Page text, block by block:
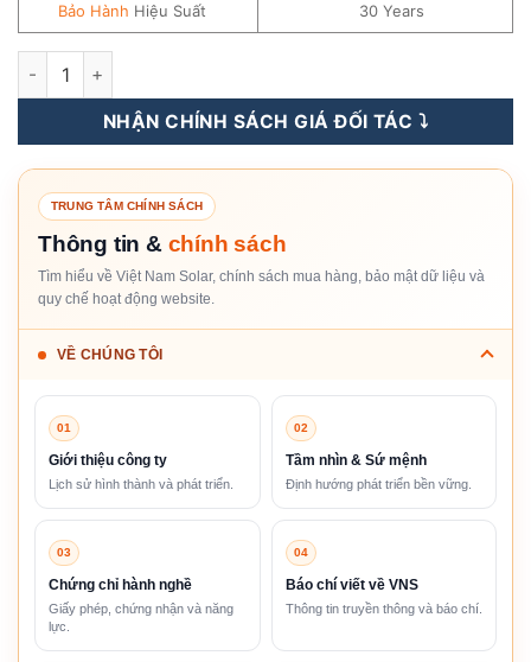
Bảo Hành Hiệu Suất 30 Years
Tấm Pin Năng Lượng Mặt Trời AE Solar 530-550WP -
NHẬN CHÍNH SÁCH GIÁ ĐỐI TÁC ⤵️
TRUNG TÂM CHÍNH SÁCH
Thông tin & chính sách
Tìm hiểu về Việt Nam Solar, chính sách mua hàng, bảo mật dữ liệu và
quy chế hoạt động website.
VỀ CHÚNG TÔI
01
Giới thiệu công ty
Lịch sử hình thành và phát triển.
02
Tầm nhìn & Sứ mệnh
Định hướng phát triển bền vững.
03
Chứng chỉ hành nghề
Giấy phép, chứng nhận và năng
lực.
04
Báo chí viết về VNS
Thông tin truyền thông và báo chí.